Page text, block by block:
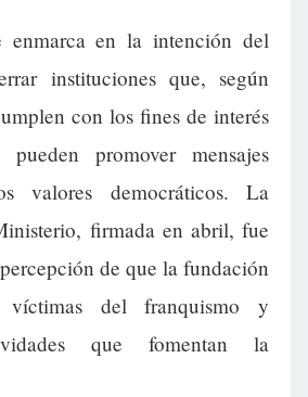
enmarca en la intención del
instituciones que, según
con los fines de interés
promover mensajes
valores democráticos. La
firmada en abril, fue
de que la fundación
del franquismo y
que fomentan la